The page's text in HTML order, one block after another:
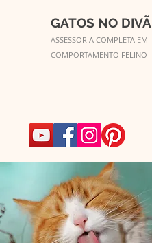
GATOS NO DIVÃ
ASSESSORIA COMPLETA EM
COMPORTAMENTO FELINO